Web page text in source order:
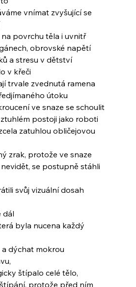
vnímat zvyšující se
povrchu těla i uvnitř
obrovské napětí
a stresu v dětství
v křeči
trvale zvednutá ramena
útoku
ve snaze se schoulit
postoji jako roboti
zatuhlou obličejovou
zrak, protože ve snaze
se postupně stáhli
svůj vizuální dosah
dál
byla nucena každý
dýchat mokrou
štípalo celé tělo,
protože před ním